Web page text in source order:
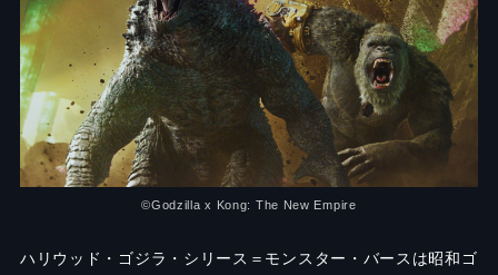
©︎Godzilla x Kong: The New Empire
ハリウッド・ゴジラ・シリース＝モンスター・バースは昭和ゴ